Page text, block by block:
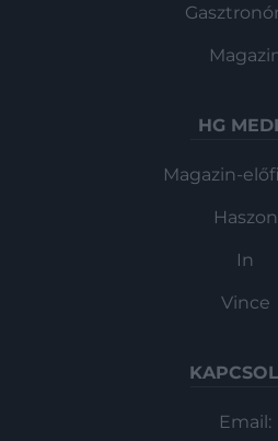
HG
Magazin-
Haszon
In
Vince
Email: